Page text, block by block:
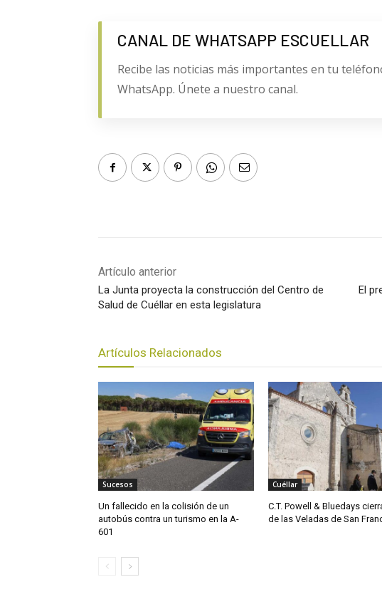
CANAL DE WHATSAPP ESCUELLAR
Recibe las noticias más importantes en tu
WhatsApp. Únete a nuestro canal.
Artículo anterior
La Junta proyecta la construcción del Centro de
Salud de Cuéllar en esta legislatura
El
Artículos Relacionados
Sucesos
Un fallecido en la colisión de un
autobús contra un turismo en la A-
601
Cuéllar
C.T. Powell & Bluedays
de las Veladas de San